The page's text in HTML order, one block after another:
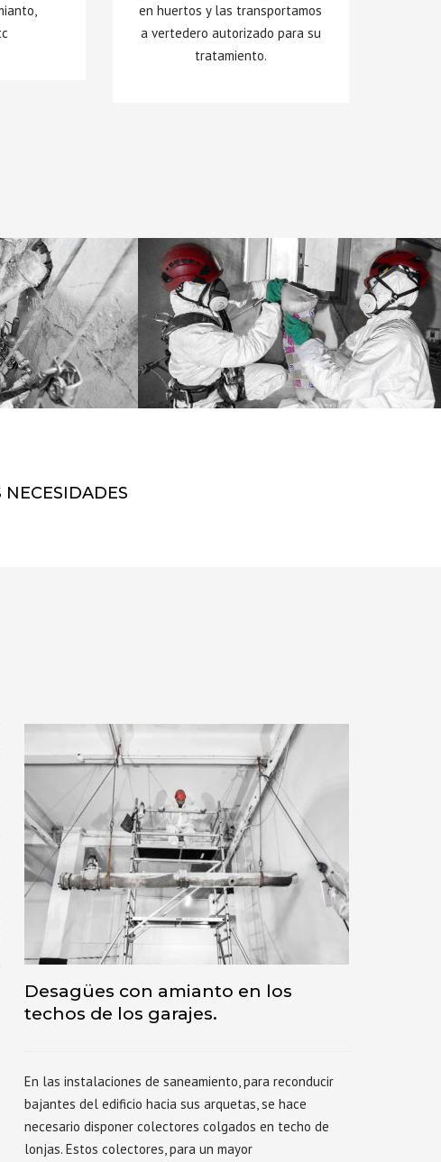
en huertos y las transportamos
a vertedero autorizado para su
tratamiento.
Desagües con amianto en los
techos de los garajes.
En las instalaciones de saneamiento, para reconducir
bajantes del edificio hacia sus arquetas, se hace
necesario disponer colectores colgados en techo de
lonjas. Estos colectores, para un mayor